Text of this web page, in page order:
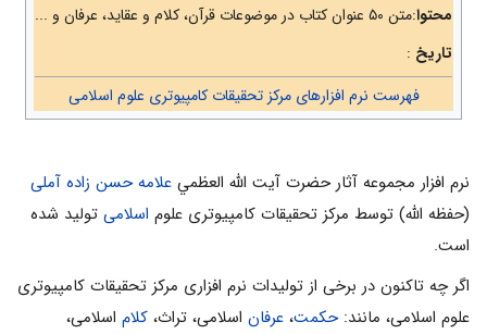
محتوا:متن ۵۰ عنوان کتاب در موضوعات قرآن، کلام و عقاید، عرفان و ...
تاریخ :
فهرست نرم افزارهای مرکز تحقیقات کامپیوتری علوم اسلامی
نرم افزار مجموعه آثار حضرت آيت الله العظمي علامه حسن زاده آملی
(حفظه الله) توسط مرکز تحقیقات کامپیوتری علوم اسلامی تولید شده
است.
اگر چه تاكنون در برخى از توليدات نرم ‌افزارى مركز تحقيقات كامپيوترى
علوم اسلامى، مانند:حكمت، عرفان اسلامى، تراث، كلام اسلامى،